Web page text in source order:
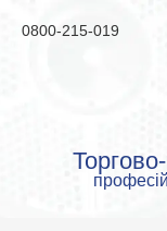
0800-215-019